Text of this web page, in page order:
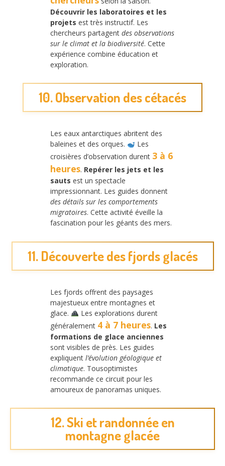
Découvrir les laboratoires et les
projets est très instructif. Les
chercheurs partagent des observations
sur le climat et la biodiversité. Cette
expérience combine éducation et
exploration.
10. Observation des cétacés
Les eaux antarctiques abritent des
baleines et des orques.
Les
croisières d’observation durent 3 à 6
heures. Repérer les jets et les
sauts est un spectacle
impressionnant. Les guides donnent
des détails sur les comportements
migratoires. Cette activité éveille la
fascination pour les géants des mers.
11. Découverte des fjords glacés
Les fjords offrent des paysages
majestueux entre montagnes et
glace.
Les explorations durent
généralement 4 à 7 heures. Les
formations de glace anciennes
sont visibles de près. Les guides
expliquent l’évolution géologique et
climatique. Tousoptimistes
recommande ce circuit pour les
amoureux de panoramas uniques.
12. Ski et randonnée en
montagne glacée